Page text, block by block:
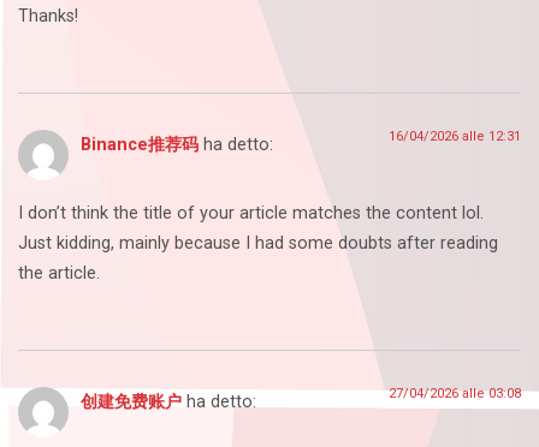
Thanks!
Binance推荐码 ha detto: 16/04/2026 alle 12:31
I don’t think the title of your article matches the content lol.
Just kidding, mainly because I had some doubts after reading
the article.
创建免费账户 ha detto: 27/04/2026 alle 03:08